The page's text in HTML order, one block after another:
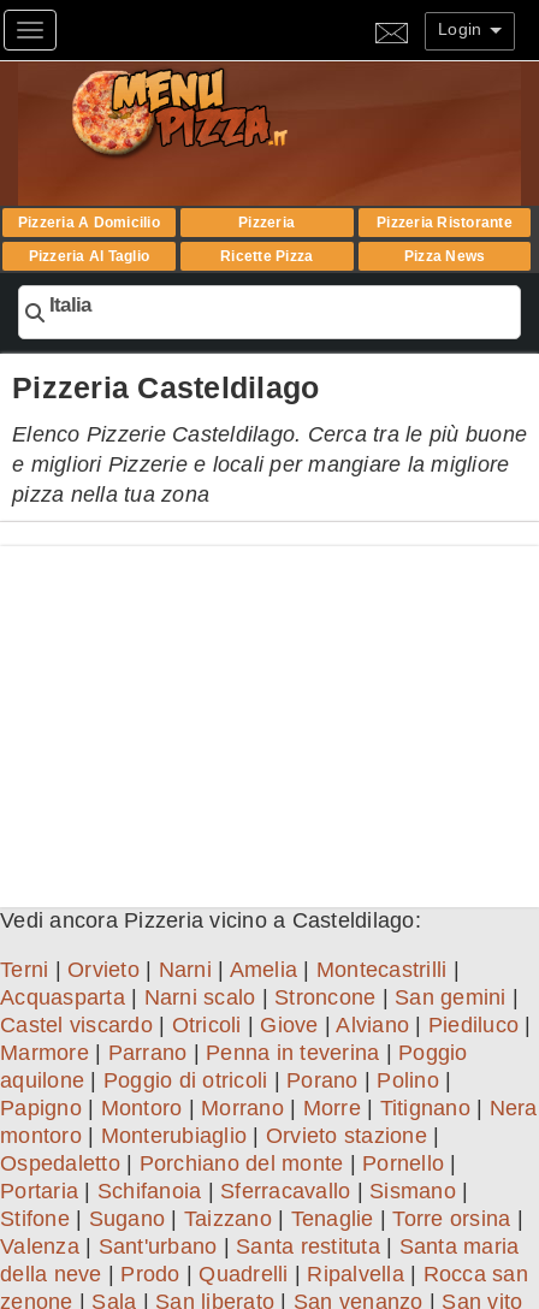
Toggle navigation Login
Pizzeria A Domicilio Pizzeria
Pizzeria Ristorante
Pizzeria Al Taglio
Ricette Pizza Pizza News
Italia
Pizzeria Casteldilago
Elenco Pizzerie Casteldilago. Cerca tra le più buone
e migliori Pizzerie e locali per mangiare la migliore
pizza nella tua zona
Vedi ancora Pizzeria vicino a Casteldilago:
Terni Orvieto| Narni Amelia Montecastrilli
Acquasparta| Narni scalo Stroncone San gemini
Castel viscardo| Otricoli Giove |Alviano Piediluco
Marmore| Parrano Penna in teverina
Poggio
aquilone
Poggio di otricoli Porano Polino|
Papigno| Montoro Morrano| Morre| Titignano| Nera
montoro| Monterubiaglio Orvieto stazione|
Ospedaletto| Porchiano del monte Pornello
Portaria
Schifanoia Sferracavallo Sismano|
Stifone| Sugano Taizzano| Tenaglie |Torre orsina
Valenza| Sant'urbano Santa restituta| Santa maria
della neve
Prodo Quadrelli Ripalvella| Rocca san
zenone
Sala San liberato San venanzo
San vito